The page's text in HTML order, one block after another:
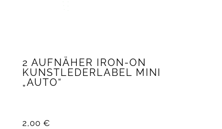
2 AUFNÄHER IRON-ON
KUNSTLEDERLABEL MINI
„AUTO“
2,00 €